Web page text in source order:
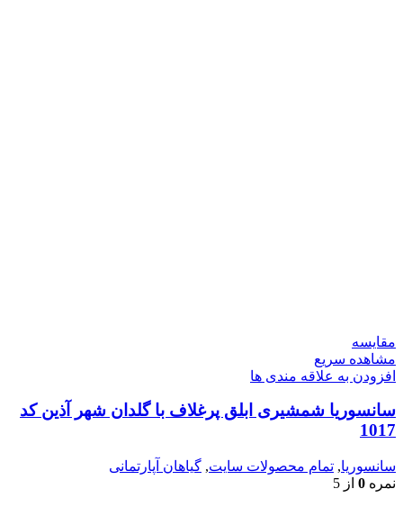
مقایسه
مشاهده سریع
افزودن به علاقه مندی ها
سانسوریا شمشیری ابلق پرغلاف با گلدان شهر آذین کد
1017
سانسوریا, تمام محصولات سایت, گیاهان آپارتمانی
نمره 0 از 5